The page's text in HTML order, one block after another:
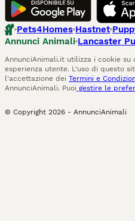
Pets4Homes Hastnet
Annunci Animali Lancaster
AnnunciAnimali.it utilizza i cookie
esperienza utente. L'uso di questo
l'accettazione dei Termini e
AnnunciAnimali. Puoi gestire le
© Copyright 2026 - AnnunciAnimali